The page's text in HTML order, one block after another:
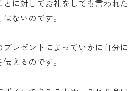
に対してお礼をしても言われた
ないのです。
レゼントによっていかに自分に
えるのです。